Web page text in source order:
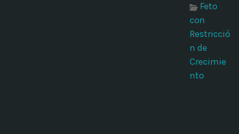
Feto
con
Restricció
n de
Crecimie
nto